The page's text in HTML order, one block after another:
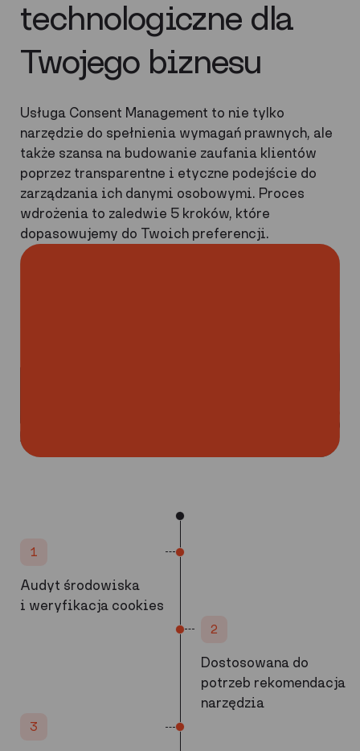
technologiczne dla
Twojego biznesu
Usługa Consent Management to nie tylko
narzędzie do spełnienia wymagań prawnych, ale
także szansa na budowanie zaufania klientów
poprzez transparentne i etyczne podejście do
zarządzania ich danymi osobowymi. Proces
wdrożenia to zaledwie 5 kroków, które
dopasowujemy do Twoich preferencji.
1
Audyt środowiska
i weryfikacja cookies
2
Dostosowana do
potrzeb rekomendacja
narzędzia
3